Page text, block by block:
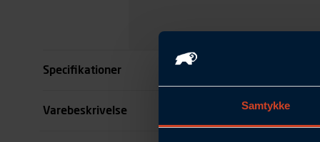
Samtykke
Specifikationer
Størrelse
Varebeskrivelse